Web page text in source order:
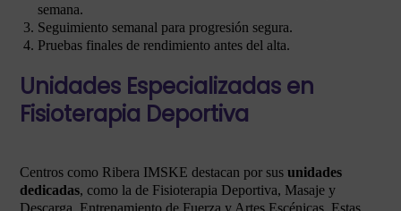
semana.
Seguimiento semanal para progresión segura.
Pruebas finales de rendimiento antes del alta.
Unidades Especializadas en
Fisioterapia Deportiva
Centros como Ribera IMSKE destacan por sus unidades
dedicadas, como la de Fisioterapia Deportiva, Masaje y
Descarga, Entrenamiento de Fuerza y Artes Escénicas. Estas